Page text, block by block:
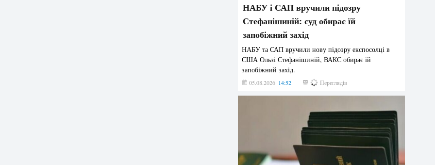
НАБУ і САП вручили підозру
Стефанішиній: суд обирає їй
запобіжний захід
НАБУ та САП вручили нову підозру експосолці в
США Ользі Стефанішиній, ВАКС обирає їй
запобіжний захід.
05.08.2026 14:52 169 Переглядів